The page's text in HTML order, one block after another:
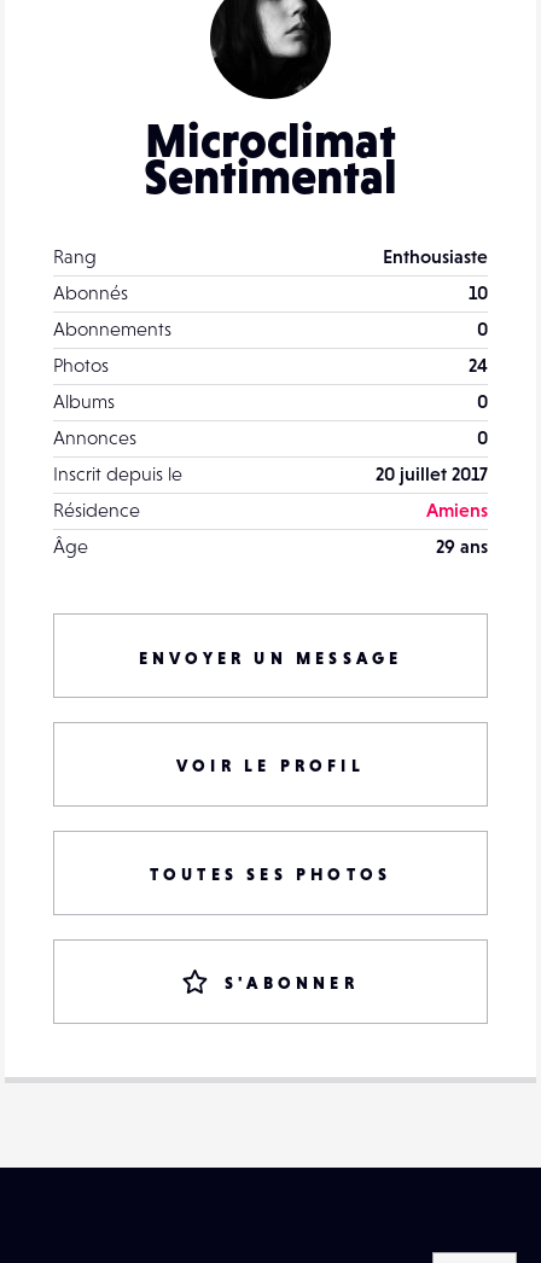
Microclimat
Sentimental
Rang
Enthousiaste
Abonnés
10
Abonnements
0
Photos
24
Albums
0
Annonces
0
Inscrit depuis le
20 juillet 2017
Résidence
Amiens
Âge
29 ans
ENVOYER UN MESSAGE
VOIR LE PROFIL
TOUTES SES PHOTOS
S'ABONNER